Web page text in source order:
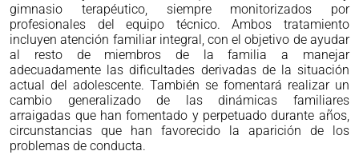
gimnasio terapéutico, siempre monitorizados por
profesionales del equipo técnico. Ambos tratamiento
incluyen atención familiar integral, con el objetivo de ayudar
al resto de miembros de la familia a manejar
adecuadamente las dificultades derivadas de la situación
actual del adolescente. También se fomentará realizar un
cambio generalizado de las dinámicas familiares
arraigadas que han fomentado y perpetuado durante años,
circunstancias que han favorecido la aparición de los
problemas de conducta.